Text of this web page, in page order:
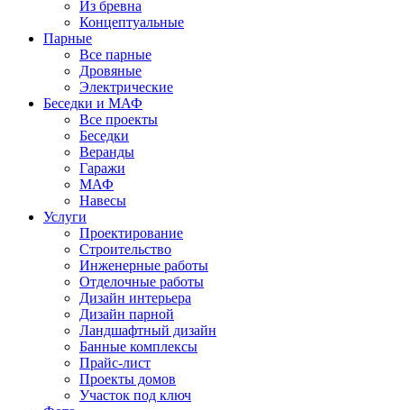
Из бревна
Концептуальные
Парные
Все парные
Дровяные
Электрические
Беседки и МАФ
Все проекты
Беседки
Веранды
Гаражи
МАФ
Навесы
Услуги
Проектирование
Строительство
Инженерные работы
Отделочные работы
Дизайн интерьера
Дизайн парной
Ландшафтный дизайн
Банные комплексы
Прайс-лист
Проекты домов
Участок под ключ